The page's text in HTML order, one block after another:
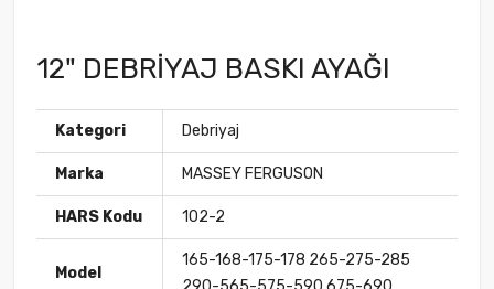
12" DEBRİYAJ BASKI AYAĞI
Kategori Debriyaj
Marka MASSEY FERGUSON
HARS Kodu 102-2
Model
165-168-175-178 265-275-285